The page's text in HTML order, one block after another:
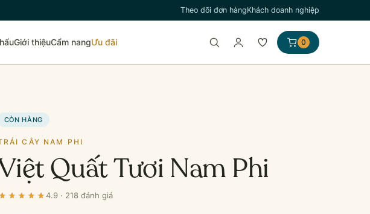
Theo dõi đơn hàngKhách doanh nghiệp
Giới thiệuCẩm nangƯu đãi 0
CÒN HÀNG
CÂY NAM PHI
Quất Tươi Nam Phi
4.9 · 218 đánh giá